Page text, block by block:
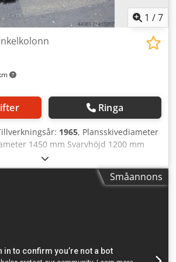
Renishaw - Linjalskala i X- och Z-axel
1 /7
Ringa
1965, Plansskivediameter
1450 mm Svarvhöjd 1200 mm
Sidslides horisontaljustering 600
Maskinen är cykelstyrd Nytt
uppgifterna är tillverkarens eller
produktionslinjer eller ditt företag,
Småannons